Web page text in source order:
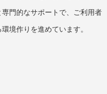
門的なサポートで、ご利用者
境作りを進めています。